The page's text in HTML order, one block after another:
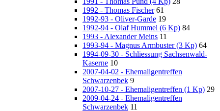
1992 - Thomas Fischer 61
1992-93 - Oliver-Garde 19
1992-94 - Olaf Hummel (6 Kp) 84
1993 - Alexander Meins 11
1993-94 - Magnus Armbuster (3 Kp) 64
1994-09-30 - Schliessung Sachsenwald-
Kaserne 10
2007-04-02 - Ehemaligentreffen
Schwarzenbek 9
2007-10-27 - Ehemaligentreffen (1 Kp) 29
2009-04-24 - Ehemaligentreffen
Schwarzenbek 11